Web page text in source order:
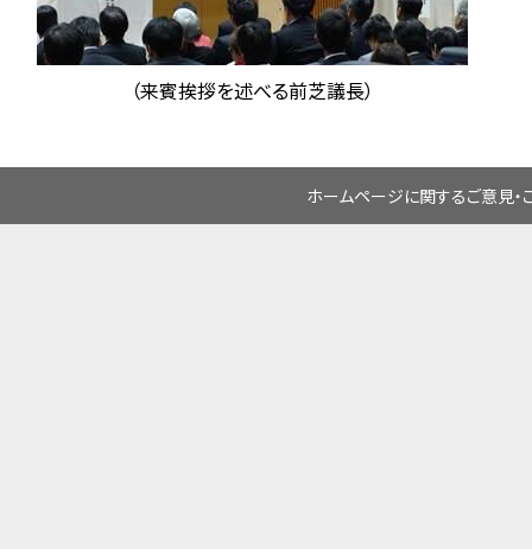
（来賓挨拶を述べる前芝議長）
ホームページに関するご意見・